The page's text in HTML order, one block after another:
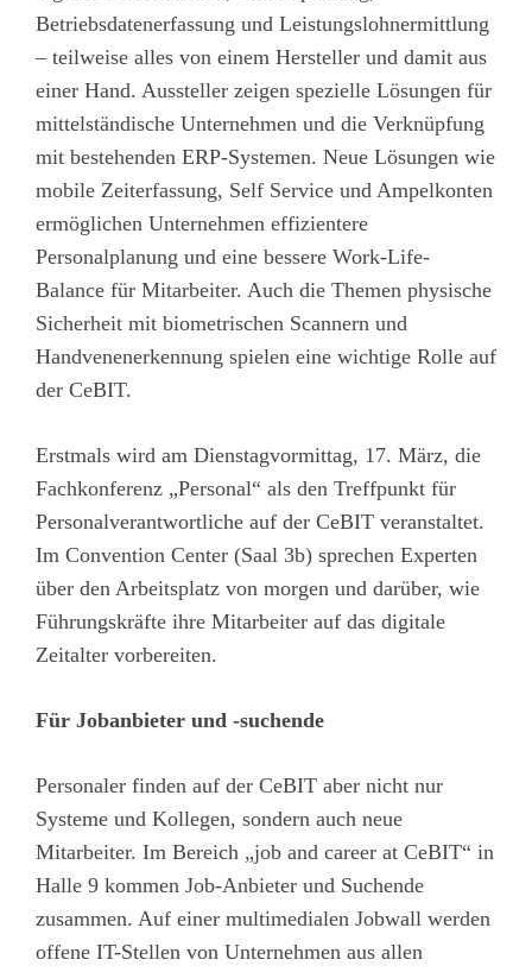
Betriebsdatenerfassung und Leistungslohnermittlung
– teilweise alles von einem Hersteller und damit aus
einer Hand. Aussteller zeigen spezielle Lösungen für
mittelständische Unternehmen und die Verknüpfung
mit bestehenden ERP-Systemen. Neue Lösungen wie
mobile Zeiterfassung, Self Service und Ampelkonten
ermöglichen Unternehmen effizientere
Personalplanung und eine bessere Work-Life-
Balance für Mitarbeiter. Auch die Themen physische
Sicherheit mit biometrischen Scannern und
Handvenenerkennung spielen eine wichtige Rolle auf
der CeBIT.
Erstmals wird am Dienstagvormittag, 17. März, die
Fachkonferenz „Personal“ als den Treffpunkt für
Personalverantwortliche auf der CeBIT veranstaltet.
Im Convention Center (Saal 3b) sprechen Experten
über den Arbeitsplatz von morgen und darüber, wie
Führungskräfte ihre Mitarbeiter auf das digitale
Zeitalter vorbereiten.
Für Jobanbieter und -suchende
Personaler finden auf der CeBIT aber nicht nur
Systeme und Kollegen, sondern auch neue
Mitarbeiter. Im Bereich „job and career at CeBIT“ in
Halle 9 kommen Job-Anbieter und Suchende
zusammen. Auf einer multimedialen Jobwall werden
offene IT-Stellen von Unternehmen aus allen